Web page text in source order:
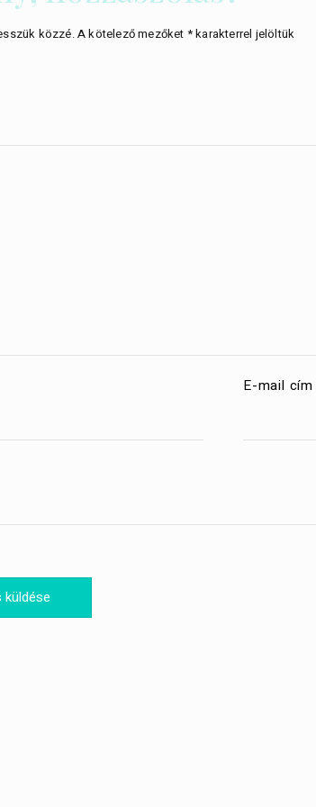
közzé.A kötelező mezőket *karakterrel jelöltük
E-mail cím